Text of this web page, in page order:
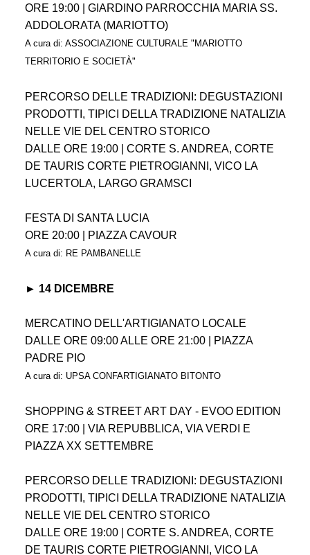
ORE 19:00 | GIARDINO PARROCCHIA MARIA SS.
ADDOLORATA (MARIOTTO)
A cura di: ASSOCIAZIONE CULTURALE "MARIOTTO
TERRITORIO E SOCIETÀ"
PERCORSO DELLE TRADIZIONI: DEGUSTAZIONI
PRODOTTI, TIPICI DELLA TRADIZIONE NATALIZIA
NELLE VIE DEL CENTRO STORICO
DALLE ORE 19:00 | CORTE S. ANDREA, CORTE
DE TAURIS CORTE PIETROGIANNI, VICO LA
LUCERTOLA, LARGO GRAMSCI
FESTA DI SANTA LUCIA
ORE 20:00 | PIAZZA CAVOUR
A cura di: RE PAMBANELLE
► 14 DICEMBRE
MERCATINO DELL'ARTIGIANATO LOCALE
DALLE ORE 09:00 ALLE ORE 21:00 | PIAZZA
PADRE PIO
A cura di: UPSA CONFARTIGIANATO BITONTO
SHOPPING & STREET ART DAY - EVOO EDITION
ORE 17:00 | VIA REPUBBLICA, VIA VERDI E
PIAZZA XX SETTEMBRE
PERCORSO DELLE TRADIZIONI: DEGUSTAZIONI
PRODOTTI, TIPICI DELLA TRADIZIONE NATALIZIA
NELLE VIE DEL CENTRO STORICO
DALLE ORE 19:00 | CORTE S. ANDREA, CORTE
DE TAURIS CORTE PIETROGIANNI, VICO LA